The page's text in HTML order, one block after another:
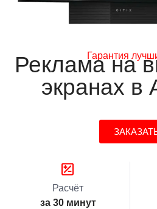
Гарантия
Реклама на
экранах в
Расчёт
за 30 минут